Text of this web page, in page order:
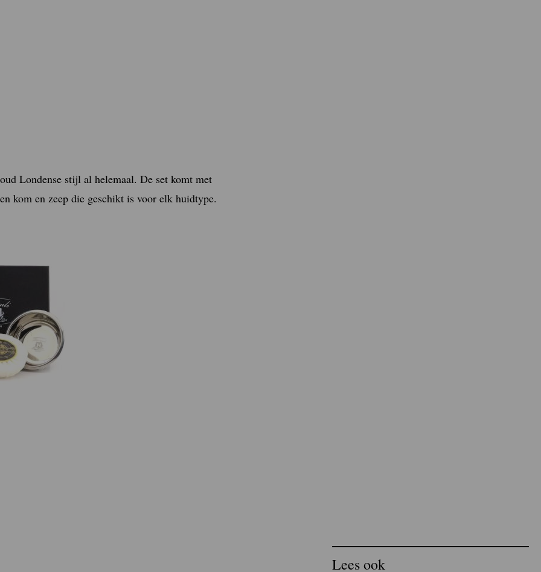
Londense stijl al helemaal. De set komt met
kom en zeep die geschikt is voor elk huidtype.
Lees ook